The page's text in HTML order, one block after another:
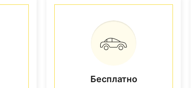
Бесплатно